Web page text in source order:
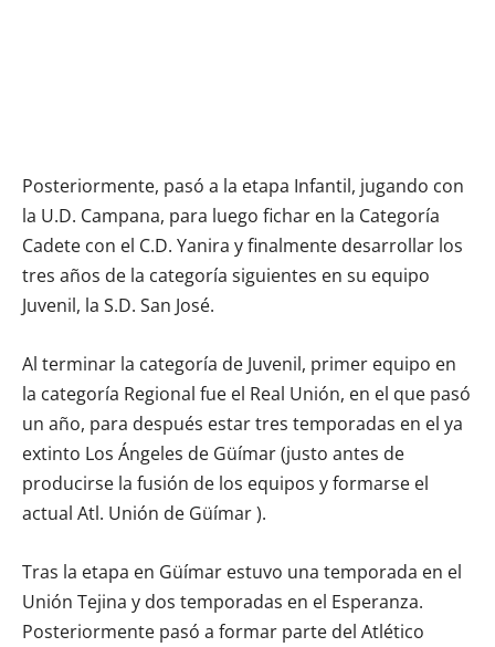
Posteriormente, pasó a la etapa Infantil, jugando con
la U.D. Campana, para luego fichar en la Categoría
Cadete con el C.D. Yanira y finalmente desarrollar los
tres años de la categoría siguientes en su equipo
Juvenil, la S.D. San José.
Al terminar la categoría de Juvenil, primer equipo en
la categoría Regional fue el Real Unión, en el que pasó
un año, para después estar tres temporadas en el ya
extinto Los Ángeles de Güímar (justo antes de
producirse la fusión de los equipos y formarse el
actual Atl. Unión de Güímar ).
Tras la etapa en Güímar estuvo una temporada en el
Unión Tejina y dos temporadas en el Esperanza.
Posteriormente pasó a formar parte del Atlético